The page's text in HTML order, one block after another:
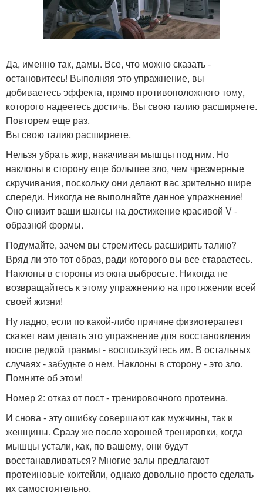
Да, именно так, дамы. Все, что можно сказать -
остановитесь! Выполняя это упражнение, вы
добиваетесь эффекта, прямо противоположного тому,
которого надеетесь достичь. Вы свою талию расширяете.
Повторем еще раз.
Вы свою талию расширяете.
Нельзя убрать жир, накачивая мышцы под ним. Но
наклоны в сторону еще большее зло, чем чрезмерные
скручивания, поскольку они делают вас зрительно шире
спереди. Никогда не выполняйте данное упражнение!
Оно снизит ваши шансы на достижение красивой V -
образной формы.
Подумайте, зачем вы стремитесь расширить талию?
Вряд ли это тот образ, ради которого вы все стараетесь.
Наклоны в стороны из окна выбросьте. Никогда не
возвращайтесь к этому упражнению на протяжении всей
своей жизни!
Ну ладно, если по какой-либо причине физиотерапевт
скажет вам делать это упражнение для восстановления
после редкой травмы - воспользуйтесь им. В остальных
случаях - забудьте о нем. Наклоны в сторону - это зло.
Помните об этом!
Номер 2: отказ от пост - тренировочного протеина.
И снова - эту ошибку совершают как мужчины, так и
женщины. Сразу же после хорошей тренировки, когда
мышцы устали, как, по вашему, они будут
восстанавливаться? Многие залы предлагают
протеиновые коктейли, однако довольно просто сделать
их самостоятельно.